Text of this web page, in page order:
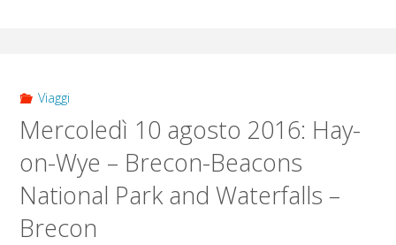
Viaggi
Mercoledì 10 agosto 2016: Hay-
on-Wye – Brecon-Beacons
National Park and Waterfalls –
Brecon